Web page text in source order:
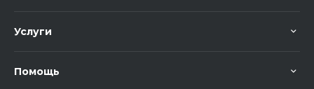
Услуги
Помощь